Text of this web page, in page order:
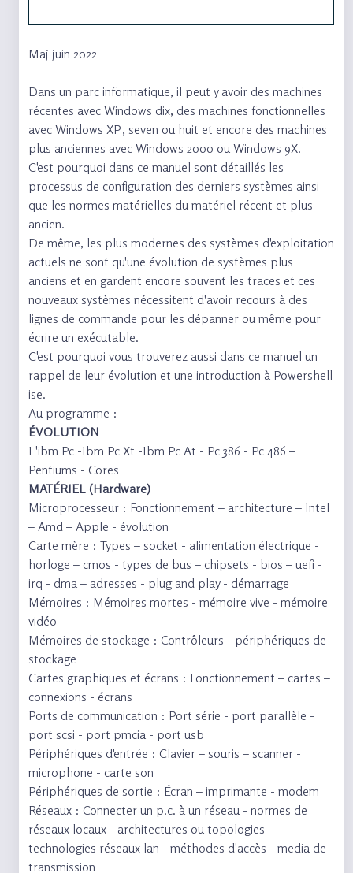
Maj juin 2022
Dans un parc informatique, il peut y avoir des machines
récentes avec Windows dix, des machines fonctionnelles
avec Windows XP, seven ou huit et encore des machines
plus anciennes avec Windows 2000 ou Windows 9X.
C'est pourquoi dans ce manuel sont détaillés les
processus de configuration des derniers systèmes ainsi
que les normes matérielles du matériel récent et plus
ancien.
De même, les plus modernes des systèmes d'exploitation
actuels ne sont qu'une évolution de systèmes plus
anciens et en gardent encore souvent les traces et ces
nouveaux systèmes nécessitent d'avoir recours à des
lignes de commande pour les dépanner ou même pour
écrire un exécutable.
C'est pourquoi vous trouverez aussi dans ce manuel un
rappel de leur évolution et une introduction à Powershell
ise.
Au programme :
ÉVOLUTION
L'ibm Pc -Ibm Pc Xt -Ibm Pc At - Pc 386 - Pc 486 –
Pentiums - Cores
MATÉRIEL (Hardware)
Microprocesseur : Fonctionnement – architecture – Intel
– Amd – Apple - évolution
Carte mère : Types – socket - alimentation électrique -
horloge – cmos - types de bus – chipsets - bios – uefi -
irq - dma – adresses - plug and play - démarrage
Mémoires : Mémoires mortes - mémoire vive - mémoire
vidéo
Mémoires de stockage : Contrôleurs - périphériques de
stockage
Cartes graphiques et écrans : Fonctionnement – cartes –
connexions - écrans
Ports de communication : Port série - port parallèle -
port scsi - port pmcia - port usb
Périphériques d'entrée : Clavier – souris – scanner -
microphone - carte son
Périphériques de sortie : Écran – imprimante - modem
Réseaux : Connecter un p.c. à un réseau - normes de
réseaux locaux - architectures ou topologies -
technologies réseaux lan - méthodes d'accès - media de
transmission